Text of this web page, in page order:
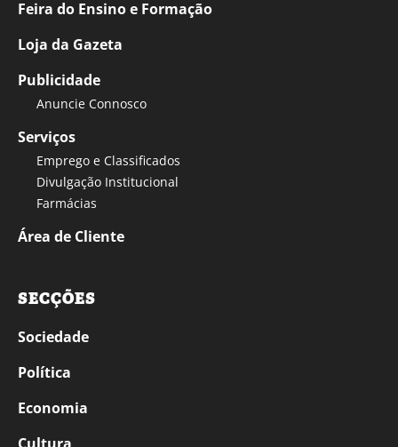
Feira do Ensino e Formação
Loja da Gazeta
Publicidade
Anuncie Connosco
Serviços
Emprego e Classificados
Divulgação Institucional
Farmácias
Área de Cliente
SECÇÕES
Sociedade
Política
Economia